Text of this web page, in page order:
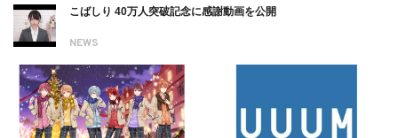
NEWS
こばしり 40万人突破記念に感謝動画を公開